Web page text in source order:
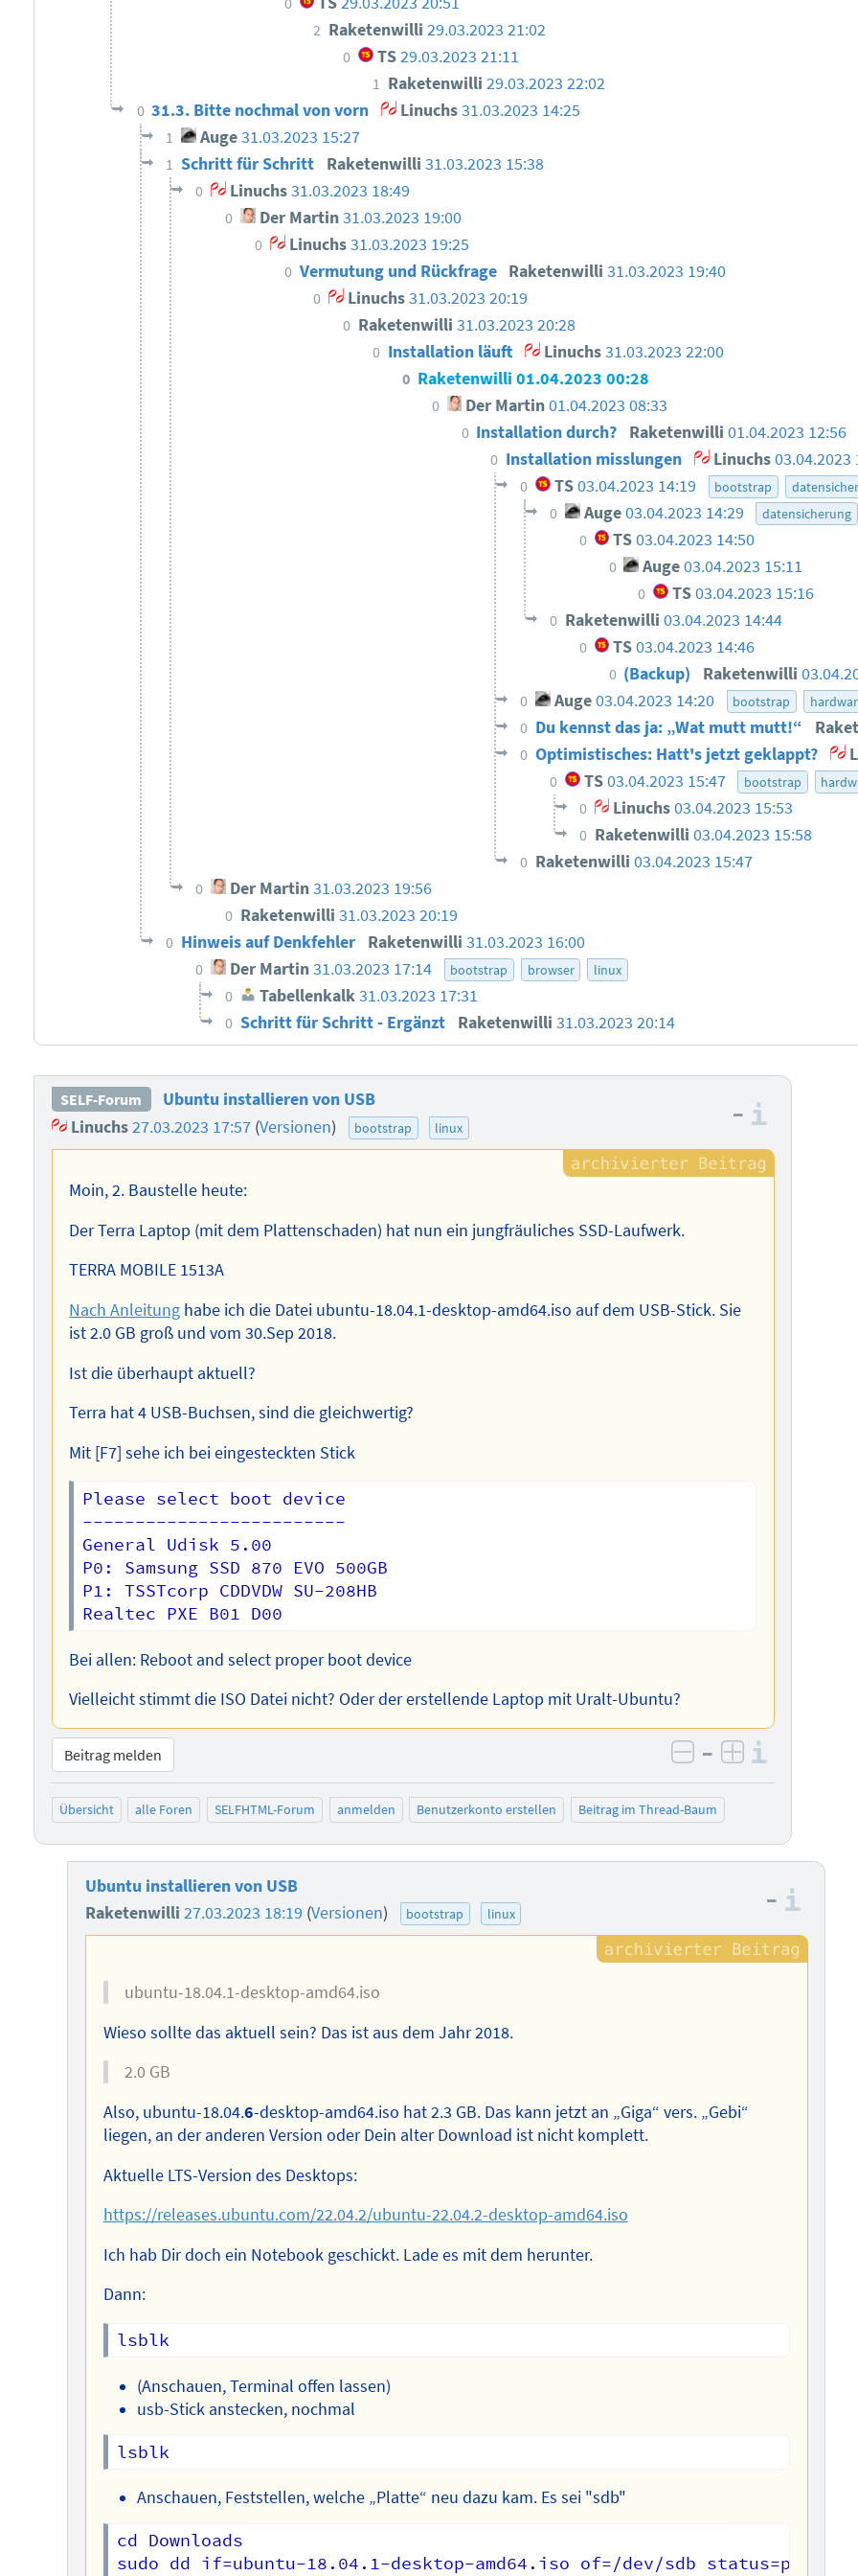
2 Raketenwilli29.03.2023 21:02
0 TS29.03.2023 21:11
1 Raketenwilli 29.03.2023 22:02
0 31.3. Bitte nochmal von vorn Linuchs31.03.2023 14:25
1 Auge31.03.2023 15:27
1 Schritt für Schritt Raketenwilli31.03.2023 15:38
0 Linuchs31.03.2023 18:49
0 Der Martin31.03.2023 19:00
0 Linuchs 31.03.2023 19:25
0 Vermutung und Rückfrage Raketenwilli31.03.2023 19:40
0 Linuchs31.03.2023 20:19
0 Raketenwilli31.03.2023 20:28
0 Installation läuft Linuchs 31.03.2023 22:00
0 Raketenwilli 01.04.2023 00:28
0 Der Martin 01.04.2023 08:33
0 Installation durch? Raketenwilli01.04.2023 12:56
0 Installation misslungen Linuchs03.04.2023
0 TS03.04.2023 14:19 bootstrap
0 Auge03.04.2023 14:29 datensicherung
0 TS 03.04.2023 14:50
0 Auge03.04.2023 15:11
0 TS03.04.2023 15:16
0 Raketenwilli 03.04.2023 14:44
0 TS 03.04.2023 14:46
0 (Backup) Raketenwilli
0 Auge03.04.2023 14:20 bootstrap
0 Du kennst das ja: „Wat mutt mutt!“
0 Optimistisches: Hatt's jetzt geklappt?
0 TS03.04.2023 15:47 bootstrap
0 Linuchs 03.04.2023 15:53
0 Raketenwilli 03.04.2023 15:58
0 Raketenwilli03.04.2023 15:47
0 Der Martin31.03.2023 19:56
0 Raketenwilli 31.03.2023 20:19
0 Hinweis auf Denkfehler Raketenwilli31.03.2023 16:00
0 Der Martin31.03.2023 17:14 bootstrap browser linux
0 Tabellenkalk31.03.2023 17:31
0 Schritt für Schritt - Ergänzt Raketenwilli 31.03.2023 20:14
SELF-Forum
Ubuntu installieren von USB
Linuchs27.03.2023 17:57 (Versionen) bootstrap linux
–
Moin, 2. Baustelle heute:
Der Terra Laptop (mit dem Plattenschaden) hat nun ein jungfräuliches SSD-Laufwerk.
TERRA MOBILE 1513A
Nach Anleitung habe ich die Datei ubuntu-18.04.1-desktop-amd64.iso auf dem USB-Stick. Sie
ist 2.0 GB groß und vom 30.Sep 2018.
Ist die überhaupt aktuell?
Terra hat 4 USB-Buchsen, sind die gleichwertig?
Mit [F7] sehe ich bei eingesteckten Stick
Please select boot device
-------------------------
General Udisk 5.00
P0: Samsung SSD 870 EVO 500GB
P1: TSSTcorp CDDVDW SU-208HB
Bei allen: Reboot and select proper boot device
Vielleicht stimmt die ISO Datei nicht? Oder der erstellende Laptop mit Uralt-Ubuntu?
Beitrag melden negativ bewerten
– positiv
Übersicht alle Foren SELFHTML-Forum anmelden Benutzerkonto erstellen Beitrag im Thread-Baum
Ubuntu installieren von USB
Raketenwilli 27.03.2023 18:19 (Versionen) bootstrap linux –
ubuntu-18.04.1-desktop-amd64.iso
Wieso sollte das aktuell sein? Das ist aus dem Jahr 2018.
2.0 GB
Also, ubuntu-18.04.6-desktop-amd64.iso hat 2.3 GB. Das kann jetzt an „Giga“ vers. „Gebi“
liegen, an der anderen Version oder Dein alter Download ist nicht komplett.
Aktuelle LTS-Version des Desktops:
https://releases.ubuntu.com/22.04.2/ubuntu-22.04.2-desktop-amd64.iso
Ich hab Dir doch ein Notebook geschickt. Lade es mit dem herunter.
Dann:
(Anschauen, Terminal offen lassen)
usb-Stick anstecken, nochmal
Anschauen, Feststellen, welche „Platte“ neu dazu kam. Es sei "sdb"
cd Downloads